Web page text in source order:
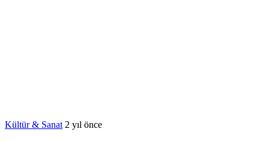
Kültür & Sanat 2 yıl önce